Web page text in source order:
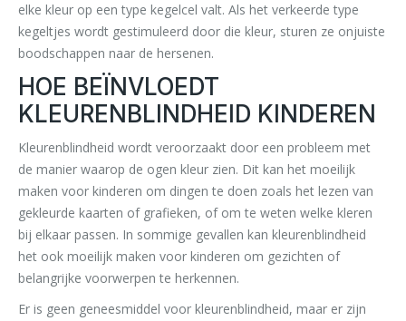
elke kleur op een type kegelcel valt. Als het verkeerde type
kegeltjes wordt gestimuleerd door die kleur, sturen ze onjuiste
boodschappen naar de hersenen.
HOE BEÏNVLOEDT
KLEURENBLINDHEID KINDEREN
Kleurenblindheid wordt veroorzaakt door een probleem met
de manier waarop de ogen kleur zien. Dit kan het moeilijk
maken voor kinderen om dingen te doen zoals het lezen van
gekleurde kaarten of grafieken, of om te weten welke kleren
bij elkaar passen. In sommige gevallen kan kleurenblindheid
het ook moeilijk maken voor kinderen om gezichten of
belangrijke voorwerpen te herkennen.
Er is geen geneesmiddel voor kleurenblindheid, maar er zijn